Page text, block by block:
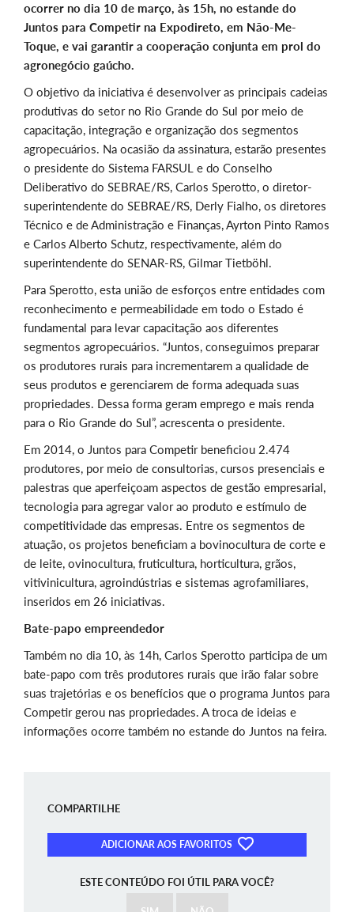
ocorrer no dia 10 de março, às 15h, no estande do
Juntos para Competir na Expodireto, em Não-Me-
Toque, e vai garantir a cooperação conjunta em prol do
agronegócio gaúcho.
O objetivo da iniciativa é desenvolver as principais cadeias
produtivas do setor no Rio Grande do Sul por meio de
capacitação, integração e organização dos segmentos
agropecuários. Na ocasião da assinatura, estarão presentes
o presidente do Sistema FARSUL e do Conselho
Deliberativo do SEBRAE/RS, Carlos Sperotto, o diretor-
superintendente do SEBRAE/RS, Derly Fialho, os diretores
Técnico e de Administração e Finanças, Ayrton Pinto Ramos
e Carlos Alberto Schutz, respectivamente, além do
superintendente do SENAR-RS, Gilmar Tietböhl.
Para Sperotto, esta união de esforços entre entidades com
reconhecimento e permeabilidade em todo o Estado é
fundamental para levar capacitação aos diferentes
segmentos agropecuários. “Juntos, conseguimos preparar
os produtores rurais para incrementarem a qualidade de
seus produtos e gerenciarem de forma adequada suas
propriedades. Dessa forma geram emprego e mais renda
para o Rio Grande do Sul”, acrescenta o presidente.
Em 2014, o Juntos para Competir beneficiou 2.474
produtores, por meio de consultorias, cursos presenciais e
palestras que aperfeiçoam aspectos de gestão empresarial,
tecnologia para agregar valor ao produto e estímulo de
competitividade das empresas. Entre os segmentos de
atuação, os projetos beneficiam a bovinocultura de corte e
de leite, ovinocultura, fruticultura, horticultura, grãos,
vitivinicultura, agroindústrias e sistemas agrofamiliares,
inseridos em 26 iniciativas.
Bate-papo empreendedor
Também no dia 10, às 14h, Carlos Sperotto participa de um
bate-papo com três produtores rurais que irão falar sobre
suas trajetórias e os benefícios que o programa Juntos para
Competir gerou nas propriedades. A troca de ideias e
informações ocorre também no estande do Juntos na feira.
COMPARTILHE
ADICIONAR AOS FAVORITOS
ESTE CONTEÚDO FOI ÚTIL PARA VOCÊ?